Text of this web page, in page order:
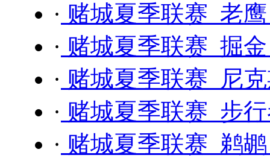
· 赌城夏季联赛 老
· 赌城夏季联赛 掘
· 赌城夏季联赛 尼
· 赌城夏季联赛 步
· 赌城夏季联赛 鹈